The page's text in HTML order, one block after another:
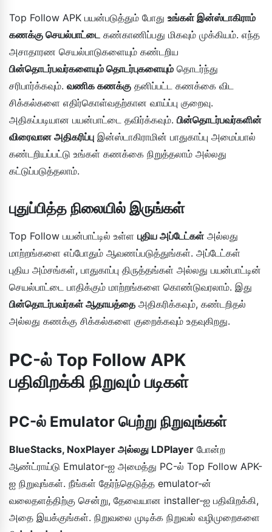
Top Follow APK பயன்படுத்தும் போது உங்கள் இன்ஸ்டாகிராம்
கணக்கு செயல்பாட்டை கண்காணிப்பது மிகவும் முக்கியம். எந்த
அசாதாரண செயல்பாடுகளையும் கண்டறிய
பின்தொடர்பவர்களையும் தொடர்புகளையும் தொடர்ந்து
சரிபார்க்கவும். வணிக கணக்கு தனிப்பட்ட கணக்கை விட
சிக்கல்களை எதிர்கொள்வதற்கான வாய்ப்பு குறைவு.
அதிகப்படியான பயன்பாட்டை தவிர்க்கவும். பின்தொடர்பவர்களின்
விரைவான அதிகரிப்பு இன்ஸ்டாகிராமின் பாதுகாப்பு அமைப்பால்
கண்டறியப்பட்டு உங்கள் கணக்கை நிறுத்தலாம் அல்லது
கட்டுப்படுத்தலாம்.
புதுப்பித்த நிலையில் இருங்கள்
Top Follow பயன்பாட்டில் உள்ள புதிய அப்டேட்கள் அல்லது
மாற்றங்களை எப்போதும் ஆவணப்படுத்துங்கள். அப்டேட்கள்
புதிய அம்சங்கள், பாதுகாப்பு திருத்தங்கள் அல்லது பயன்பாட்டின்
செயல்பாட்டை பாதிக்கும் மாற்றங்களை கொண்டுவரலாம். இது
பின்தொடர்பவர்கள் ஆதாயத்தை அதிகரிக்கவும், கண்டறிதல்
அல்லது கணக்கு சிக்கல்களை குறைக்கவும் உதவுகிறது.
PC-ல் Top Follow APK
பதிவிறக்கி நிறுவும் படிகள்
PC-ல் Emulator பெற்று நிறுவுங்கள்
BlueStacks, NoxPlayer அல்லது LDPlayer போன்ற
ஆண்ட்ராய்டு Emulator-ஐ அமைத்து PC-ல் Top Follow APK-
ஐ நிறுவுங்கள். நீங்கள் தேர்ந்தெடுத்த emulator-ன்
வலைதளத்திற்கு சென்று, தேவையான installer-ஐ பதிவிறக்கி,
அதை இயக்குங்கள். நிறுவலை முடிக்க நிறுவல் வழிமுறைகளை